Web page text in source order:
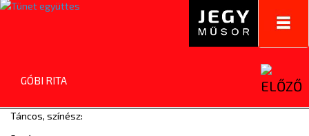
GÓBI RITA
Táncos, színész: